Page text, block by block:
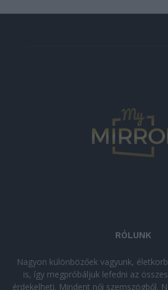
RÓLUNK
Nagyon különbözőek vagyunk,
is, így megpróbáljuk lefedni az
érdekelheti. Mindent női szemszögből.